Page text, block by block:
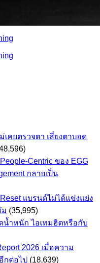
เคยตรวจตา เสี่ยงตาบอด
Centric ของ EGG
กลายเป็น
แบรนด์ไม่ได้แข่งแย่ง
(35,995)
น้ำหนัก ไอเทมฮิตหรือกับ
2026 เมื่อความ
กต่อไป (18,639)